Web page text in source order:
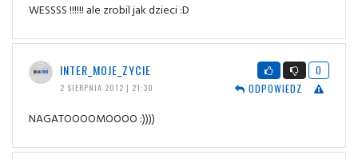
WESSSS !!!!!! ale zrobil jak dzieci :D
INTER_MOJE_ZYCIE
2 SIERPNIA 2012 | 21:30
0
ODPOWIEDZ
NAGATOOOOMOOOO :))))